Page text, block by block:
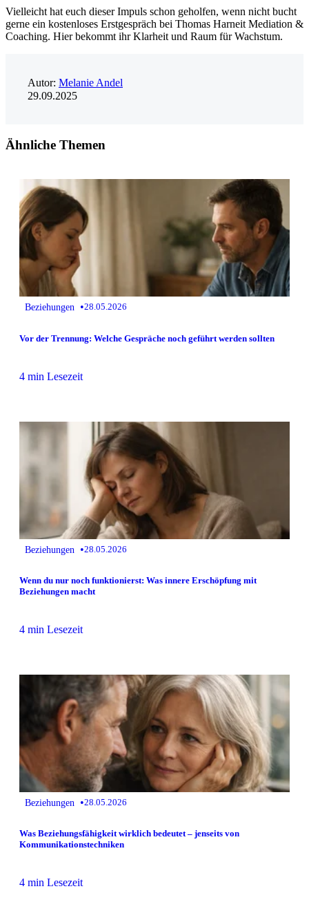
Vielleicht hat euch dieser Impuls schon geholfen, wenn nicht bucht
gerne ein kostenloses Erstgespräch bei Thomas Harneit Mediation &
Coaching. Hier bekommt ihr Klarheit und Raum für Wachstum.
Autor: Melanie Andel
29.09.2025
Ähnliche Themen
Beziehungen •28.05.2026
Vor der Trennung: Welche Gespräche noch geführt werden sollten
4 min Lesezeit
Beziehungen •28.05.2026
Wenn du nur noch funktionierst: Was innere Erschöpfung mit
Beziehungen macht
4 min Lesezeit
Beziehungen •28.05.2026
Was Beziehungsfähigkeit wirklich bedeutet – jenseits von
Kommunikationstechniken
4 min Lesezeit